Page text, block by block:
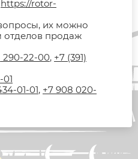
https://rotor-
их можно
отделов продаж
290-22-00, +7 (391)
01
01-01, +7 908 020-